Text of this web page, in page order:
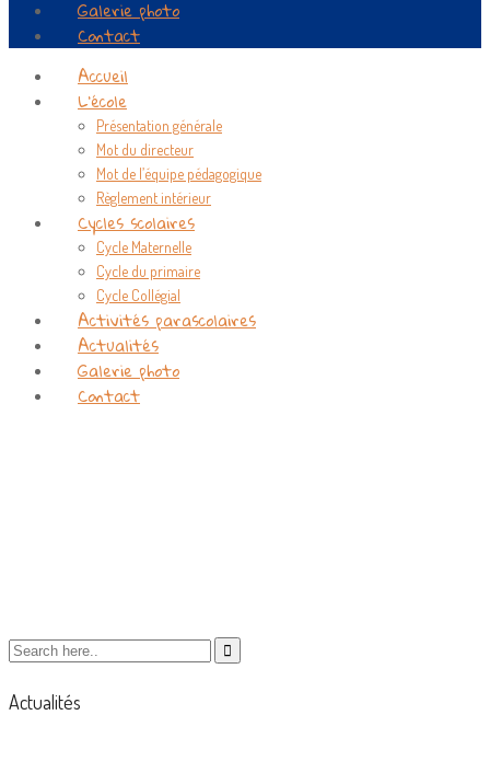
Galerie photo
Contact
Accueil
L’école
Présentation générale
Mot du directeur
Mot de l’équipe pédagogique
Règlement intérieur
Cycles scolaires
Cycle Maternelle
Cycle du primaire
Cycle Collégial
Activités parascolaires
Actualités
Galerie photo
Contact
Actualités